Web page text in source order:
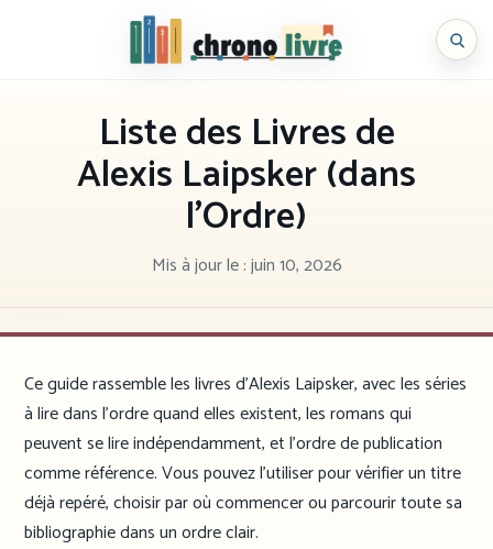
Chronolivre
Liste des Livres de
Alexis Laipsker (dans
l’Ordre)
Mis à jour le :juin 10, 2026
Ce guide rassemble les livres d’Alexis Laipsker, avec les séries
à lire dans l’ordre quand elles existent, les romans qui
peuvent se lire indépendamment, et l’ordre de publication
comme référence. Vous pouvez l’utiliser pour vérifier un titre
déjà repéré, choisir par où commencer ou parcourir toute sa
bibliographie dans un ordre clair.